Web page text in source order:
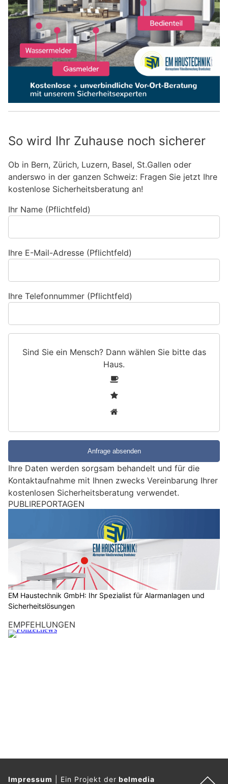
So wird Ihr Zuhause noch sicherer
Ob in Bern, Zürich, Luzern, Basel, St.Gallen oder
anderswo in der ganzen Schweiz: Fragen Sie jetzt Ihre
kostenlose Sicherheitsberatung an!
Ihr Name (Pflichtfeld)
Ihre E-Mail-Adresse (Pflichtfeld)
Ihre Telefonnummer (Pflichtfeld)
Sind Sie ein Mensch? Dann wählen Sie bitte das
Haus.
e
i
n
M
e
c
h
D
a
n
n
w
t
Ihre Daten werden sorgsam behandelt und für die
Kontaktaufnahme mit Ihnen zwecks Vereinbarung Ihrer
kostenlosen Sicherheitsberatung verwendet.
PUBLIREPORTAGEN
EM Haustechnik GmbH: Ihr Spezialist für Alarmanlagen und
Sicherheitslösungen
EMPFEHLUNGEN
Impressum Ein Projekt derbelmedia